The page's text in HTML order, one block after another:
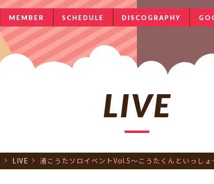
MEMBER SCHEDULE DISCOGRAPHY
LIVE
LIVE 渚こうたソロイベントVol.5〜こうたくんといっしょ